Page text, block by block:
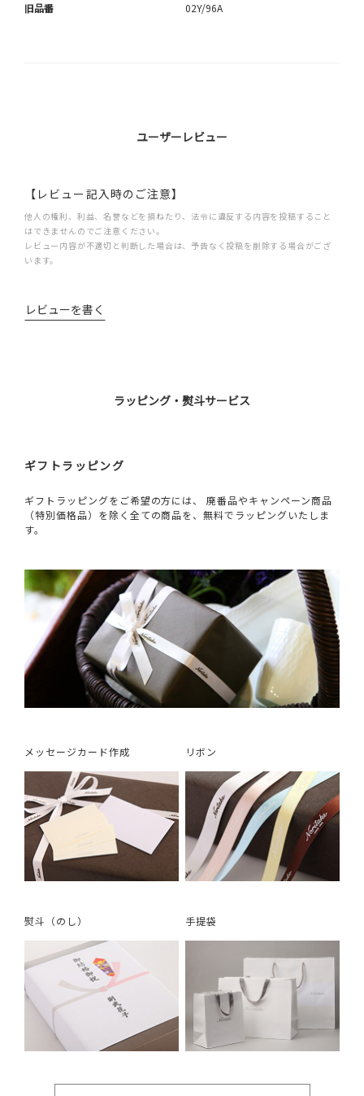
旧品番 02Y/96A
ユーザーレビュー
【レビュー記入時のご注意】
他人の権利、利益、名誉などを損ねたり、法令に違反する内容を投稿すること
はできませんのでご注意ください。
レビュー内容が不適切と判断した場合は、予告なく投稿を削除する場合がござ
います。
レビューを書く
ラッピング・熨斗サービス
ギフトラッピング
ギフトラッピングをご希望の方には、 廃番品やキャンペーン商品
（特別価格品）を除く全ての商品を、無料でラッピングいたしま
す。
メッセージカード作成 リボン
熨斗（のし） 手提袋